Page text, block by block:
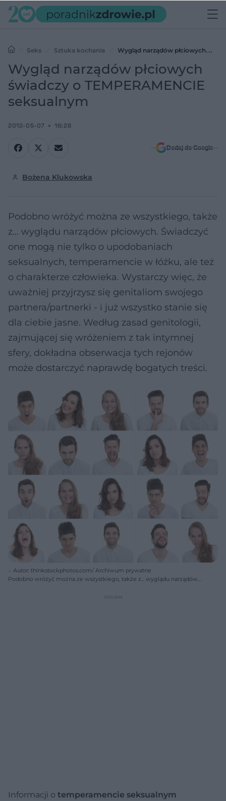
Seks Sztuka kochania
Wygląd narządów płciowych
świadczy o TEMPERAMENCIE seksualnym
Wygląd narządów płciowych
świadczy o TEMPERAMENCIE
seksualnym
2012-05-07 16:28
Dodaj do Google
Bożena Klukowska
Podobno wróżyć można ze wszystkiego, także
z... wyglądu narządów płciowych. Świadczyć
one mogą nie tylko o upodobaniach
seksualnych, temperamencie w łóżku, ale też
o charakterze człowieka. Wystarczy więc, że
uważniej przyjrzysz się genitaliom swojego
partnera/partnerki - i już wszystko stanie się
dla ciebie jasne. Według zasad genitologii,
zajmującej się wróżeniem z tak intymnej
sfery, dokładna obserwacja tych rejonów
może dostarczyć naprawdę bogatych treści.
Autor: thinkstockphotos.com/ Archiwum prywatne
Podobno wróżyć można ze wszystkiego, także z... wyglądu narządów
Informacji o temperamencie seksualnym